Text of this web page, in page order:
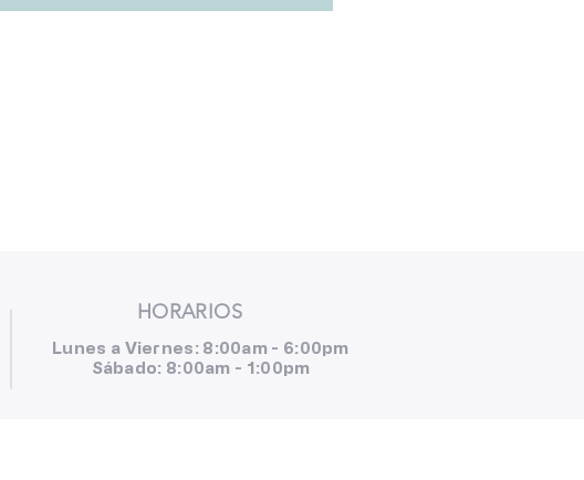
HORARIOS
Lunes a Viernes: 8:00am - 6:00pm
Sábado: 8:00am - 1:00pm